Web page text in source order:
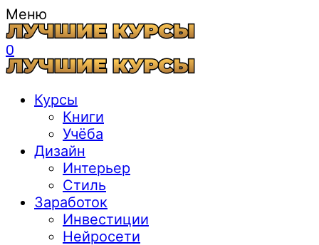
Меню
0
Курсы
Книги
Учёба
Дизайн
Интерьер
Стиль
Заработок
Инвестиции
Нейросети